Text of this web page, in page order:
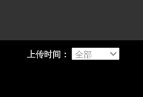
上传时间：